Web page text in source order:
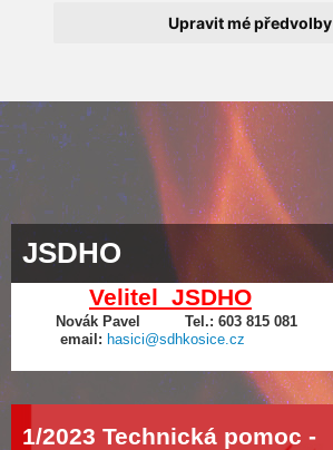
Upravit mé předvolby
JSDHO
Velitel JSDHO
Novák Pavel Tel.: 603 815 081
email: hasici@sdhkosice.cz
1/2023 Technická pomoc -